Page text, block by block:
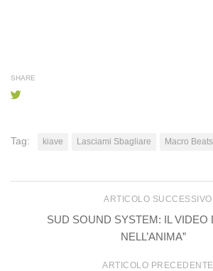
SHARE
Tag: kiave Lasciami Sbagliare Macro Beats
ARTICOLO SUCCESSIVO
SUD SOUND SYSTEM: IL VIDEO
NELL’ANIMA”
ARTICOLO PRECEDENTE